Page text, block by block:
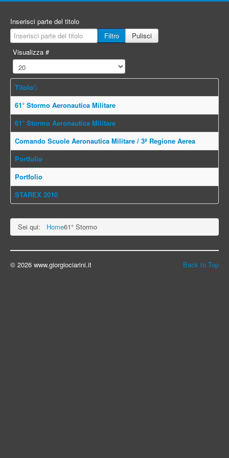
Inserisci parte del titolo
Filtro
Pulisci
Visualizza #
Titolo
61° Stormo Aeronautica Militare
61° Stormo Aeronautica Militare
Comando Scuole Aeronautica Militare / 3ª Regione Aerea
Portfolio
Portfolio
STAREX 2010
Sei qui: Home61° Stormo
Back to Top
© 2026 www.giorgiociarini.it